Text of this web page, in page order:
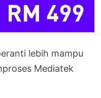
lebih mampu
Mediatek